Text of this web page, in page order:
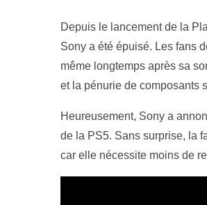
Depuis le lancement de la
Sony a été épuisé. Les fans
même longtemps après sa
et la pénurie de composants
Heureusement, Sony a
de la PS5. Sans surprise, la
car elle nécessite moins de